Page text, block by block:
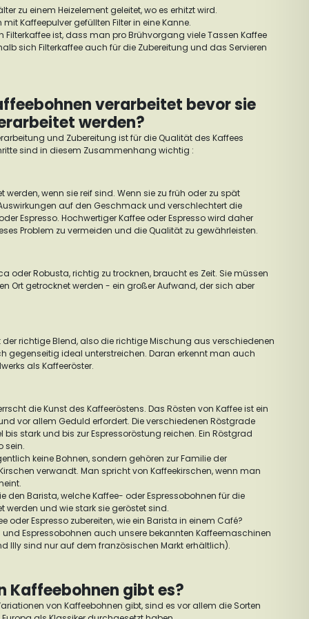
zu einem Heizelement geleitet, wo es erhitzt wird.
Kaffeepulver gefüllten Filter in eine Kanne.
Filterkaffee ist, dass man pro Brühvorgang viele Tassen Kaffee
sich Filterkaffee auch für die Zubereitung und das Servieren
verarbeitet bevor sie
werden?
und Zubereitung ist für die Qualität des Kaffees
sind in diesem Zusammenhang wichtig :
werden, wenn sie reif sind. Wenn sie zu früh oder zu spät
auf den Geschmack und verschlechtert die
Espresso. Hochwertiger Kaffee oder Espresso wird daher
Problem zu vermeiden und die Qualität zu gewährleisten.
oder Robusta, richtig zu trocknen, braucht es Zeit. Sie müssen
Ort getrocknet werden - ein großer Aufwand, der sich aber
richtige Blend, also die richtige Mischung aus verschiedenen
gegenseitig ideal unterstreichen. Daran erkennt man auch
als Kaffeeröster.
die Kunst des Kaffeeröstens. Das Rösten von Kaffee ist ein
vor allem Geduld erfordert. Die verschiedenen Röstgrade
stark und bis zur Espressoröstung reichen. Ein Röstgrad
sein.
keine Bohnen, sondern gehören zur Familie der
verwandt. Man spricht von Kaffeekirschen, wenn man
den Barista, welche Kaffee- oder Espressobohnen für die
werden und wie stark sie geröstet sind.
oder Espresso zubereiten, wie ein Barista in einem Café?
und Espressobohnen auch unsere bekannten Kaffeemaschinen
Illy sind nur auf dem französischen Markt erhältlich).
Kaffeebohnen gibt es?
von Kaffeebohnen gibt, sind es vor allem die Sorten